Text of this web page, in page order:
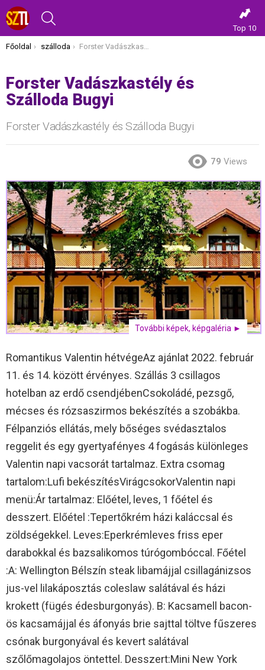
Top 10
Itt vagy most:
Főoldal szálloda Forster Vadászkastély és Szálloda Bugyi
Forster Vadászkastély és
Szálloda Bugyi
Forster Vadászkastély és Szálloda Bugyi
79 Views
További képek, képgaléria ►
Romantikus Valentin hétvégeAz ajánlat 2022. február
11. és 14. között érvényes. Szállás 3 csillagos
hotelban az erdő csendjébenCsokoládé, pezsgő,
mécses és rózsaszirmos bekészítés a szobákba.
Félpanziós ellátás, mely bőséges svédasztalos
reggelit és egy gyertyafényes 4 fogásás különleges
Valentin napi vacsorát tartalmaz. Extra csomag
tartalom:Lufi bekészítésVirágcsokorValentin napi
menü:Ár tartalmaz: Előétel, leves, 1 főétel és
desszert. Előétel :Tepertőkrém házi kaláccsal és
zöldségekkel. Leves:Eperkrémleves friss eper
darabokkal és bazsalikomos túrógombóccal. Főétel
:A: Wellington Bélszín steak libamájjal csillagánizsos
jus-vel lilakáposztás coleslaw salátával és házi
krokett (fügés édesburgonyás). B: Kacsamell bacon-
ös kacsamájjal és áfonyás brie sajttal töltve fűszeres
csónak burgonyával és kevert salátával
szőlőmagolajos öntettel. Desszert:Mini New York